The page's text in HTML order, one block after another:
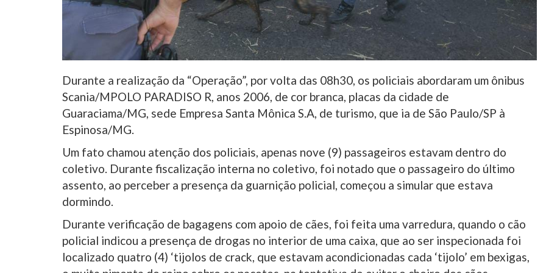
Durante a realização da “Operação”, por volta das 08h30, os policiais abordaram um ônibus
Scania/MPOLO PARADISO R, anos 2006, de cor branca, placas da cidade de
Guaraciama/MG, sede Empresa Santa Mônica S.A, de turismo, que ia de São Paulo/SP à
Espinosa/MG.
Um fato chamou atenção dos policiais, apenas nove (9) passageiros estavam dentro do
coletivo. Durante fiscalização interna no coletivo, foi notado que o passageiro do último
assento, ao perceber a presença da guarnição policial, começou a simular que estava
dormindo.
Durante verificação de bagagens com apoio de cães, foi feita uma varredura, quando o cão
policial indicou a presença de drogas no interior de uma caixa, que ao ser inspecionada foi
localizado quatro (4) ‘tijolos de crack, que estavam acondicionadas cada ‘tijolo’ em bexigas,